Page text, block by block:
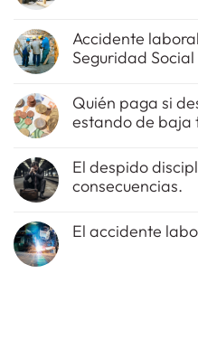
comentarios
en
El
de
imprudencia
del
el
accidente
laboral
Accidente
Seguridad Social
comentarios
en
Accidente
sin
estar
de
Seguridad
Social
Quién paga si
estando de baja
comentarios
en
Quién
si
despiden
El despido
consecuencias.
comentarios
El accidente